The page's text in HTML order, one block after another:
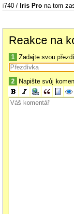
i740 / Iris Pro na tom
Reakce na
1 Zadajte svou
2 Napište svůj